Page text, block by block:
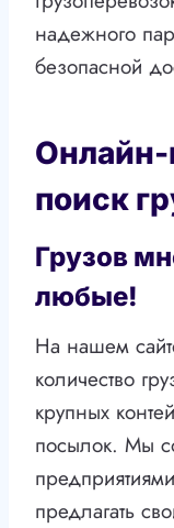
надежного
безопасной
поиск
Грузов
любые!
На нашем
количество
крупных
посылок. Мы
предлагать